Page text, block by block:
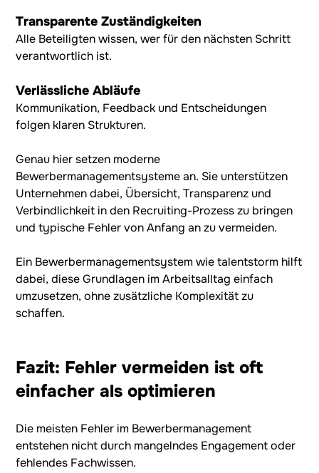
Transparente Zuständigkeiten
Alle Beteiligten wissen, wer für den nächsten Schritt
verantwortlich ist.
Verlässliche Abläufe
Kommunikation, Feedback und Entscheidungen
folgen klaren Strukturen.
Genau hier setzen moderne
Bewerbermanagementsysteme an. Sie unterstützen
Unternehmen dabei, Übersicht, Transparenz und
Verbindlichkeit in den Recruiting-Prozess zu bringen
und typische Fehler von Anfang an zu vermeiden.
Ein Bewerbermanagementsystem wie talentstorm hilft
dabei, diese Grundlagen im Arbeitsalltag einfach
umzusetzen, ohne zusätzliche Komplexität zu
schaffen.
Fazit: Fehler vermeiden ist oft
einfacher als optimieren
Die meisten Fehler im Bewerbermanagement
entstehen nicht durch mangelndes Engagement oder
fehlendes Fachwissen.